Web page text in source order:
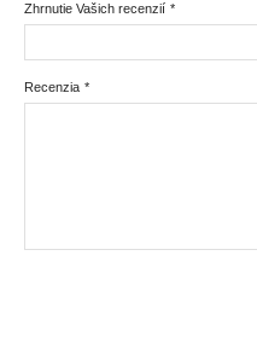
*
Zhrnutie Vašich recenzií
*
Recenzia